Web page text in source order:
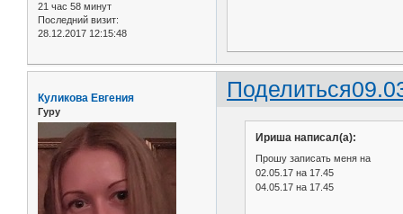
21 час 58 минут
Последний визит:
28.12.2017 12:15:48
Поделиться
Куликова Евгения
Гуру
Ириша написал(а):
Прошу записать меня на
02.05.17 на 17.45
04.05.17 на 17.45